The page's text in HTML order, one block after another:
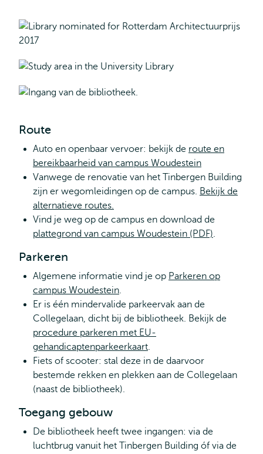
Route
Auto en openbaar vervoer: bekijk de route en
bereikbaarheid van campus Woudestein
Vanwege de renovatie van het Tinbergen Building
zijn er wegomleidingen op de campus. Bekijk de
alternatieve routes.
Vind je weg op de campus en download de
plattegrond van campus Woudestein (PDF).
Parkeren
Algemene informatie vind je op Parkeren op
campus Woudestein.
Er is één mindervalide parkeervak aan de
Collegelaan, dicht bij de bibliotheek. Bekijk de
procedure parkeren met EU-
gehandicaptenparkeerkaart.
Fiets of scooter: stal deze in de daarvoor
bestemde rekken en plekken aan de Collegelaan
(naast de bibliotheek).
Toegang gebouw
De bibliotheek heeft twee ingangen: via de
luchtbrug vanuit het Tinbergen Building óf via de